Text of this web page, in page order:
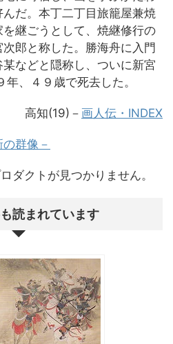
だ。本丁二丁目旅籠屋兼焼
継ごうとして、焼継修行の
郎と称した。勝海舟に入門
などと隠称し、ついに新宮
、４９歳で死去した。
高知(19) － 画人伝・INDEX
群像－
ダクトが見つかりません。
読まれています